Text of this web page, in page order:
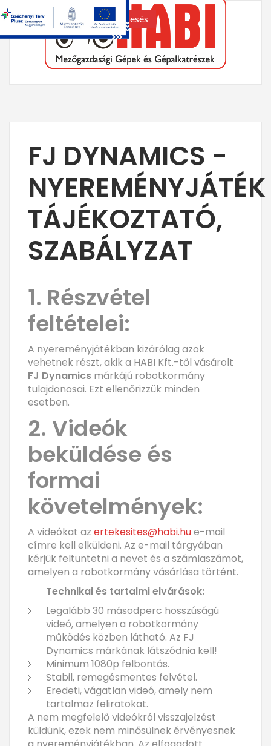
keresés
FJ DYNAMICS -
NYEREMÉNYJÁTÉK
TÁJÉKOZTATÓ,
SZABÁLYZAT
1. Részvétel
feltételei:
A nyereményjátékban kizárólag azok
vehetnek részt, akik a HABI Kft.-től vásárolt
FJ Dynamics márkájú robotkormány
tulajdonosai. Ezt ellenőrizzük minden
esetben.
2. Videók
beküldése és
formai
követelmények:
A videókat az ertekesites@habi.hue-mail
címre kell elküldeni. Az e-mail tárgyában
kérjük feltüntetni a nevet és a számlaszámot,
amelyen a robotkormány vásárlása történt.
Technikai és tartalmi elvárások:
Legalább 30 másodperc hosszúságú
videó, amelyen a robotkormány
működés közben látható. Az FJ
Dynamics márkának látszódnia kell!
Minimum 1080p felbontás.
Stabil, remegésmentes felvétel.
Eredeti, vágatlan videó, amely nem
tartalmaz feliratokat.
A nem megfelelő videókról visszajelzést
küldünk, ezek nem minősülnek érvényesnek